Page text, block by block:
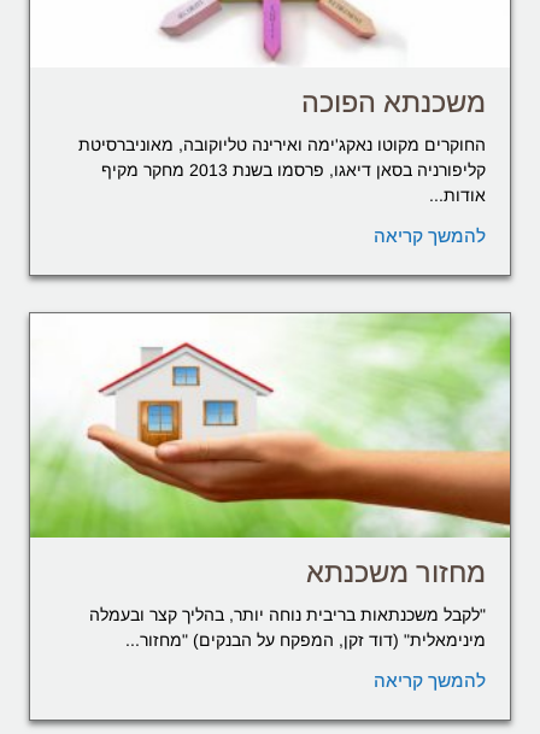
משכנתא הפוכה
החוקרים מקוטו נאקג'ימה ואירינה טליוקובה, מאוניברסיטת
קליפורניה בסאן דיאגו, פרסמו בשנת 2013 מחקר מקיף
אודות...
להמשך קריאה
מחזור משכנתא
"לקבל משכנתאות בריבית נוחה יותר, בהליך קצר ובעמלה
מינימאלית" (דוד זקן, המפקח על הבנקים) "מחזור...
להמשך קריאה